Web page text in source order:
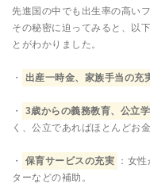
先進国の中でも出生率の高いフ
その秘密に迫ってみると、以
とがわかりました。
・ 出産一時金、家族手当の充
・ 3歳からの義務教育、公立
く、公立であればほとんどお
・ 保育サービスの充実
：女
ターなどの補助。